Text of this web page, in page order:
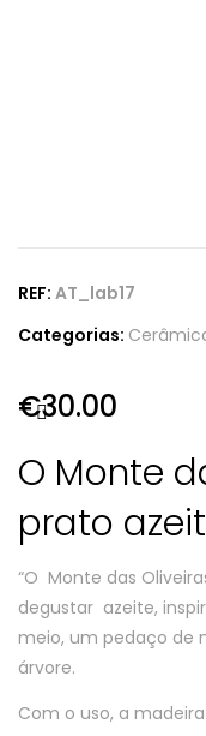
REF: AT_lab17
Categorias:
€30.00
O Monte
prato
“O Monte das
degustar azeite,
meio, um pedaço de
árvore.
Com o uso, a